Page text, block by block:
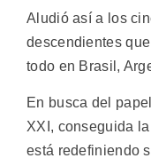
Aludió así a los
descendientes
todo en Brasil,
En busca del
XXI, conseguida
está redefiniendo